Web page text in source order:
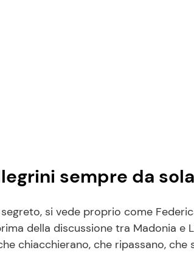
sempre da
si vede proprio come
della discussione tra Madonia e
chiacchierano, che ripassano, che